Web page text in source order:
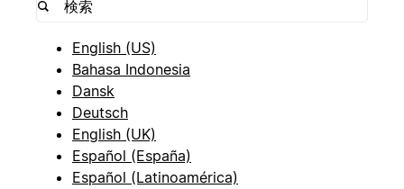
English (US)
Bahasa Indonesia
Dansk
Deutsch
English (UK)
Español (España)
Español (Latinoamérica)